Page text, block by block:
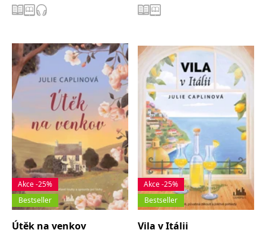
Akce -25%
Bestseller
Útěk na venkov
Akce -25%
Bestseller
Vila v Itálii